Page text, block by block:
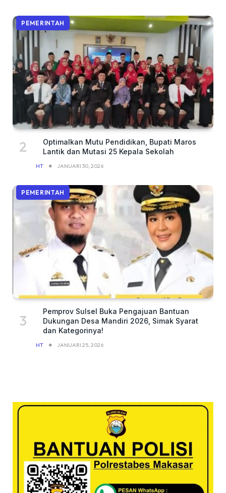
PEMERINTAH
Optimalkan Mutu Pendidikan, Bupati Maros
Lantik dan Mutasi 25 Kepala Sekolah
HT JANUARI 30, 2026
PEMERINTAH
Pemprov Sulsel Buka Pengajuan Bantuan
Dukungan Desa Mandiri 2026, Simak Syarat
dan Kategorinya!
HT JANUARI 25, 2026